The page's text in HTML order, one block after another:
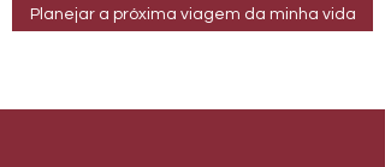
Planejar a próxima viagem da minha vida